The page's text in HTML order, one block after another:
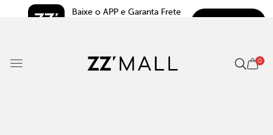
Baixe o APP e Garanta Frete
0